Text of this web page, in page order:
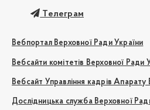
Телеграм
Вебпортал Верховної Ради України
Вебсайти комітетів Верховної Ради
Вебсайт Управління кадрів Апарату
Дослідницька служба Верховної